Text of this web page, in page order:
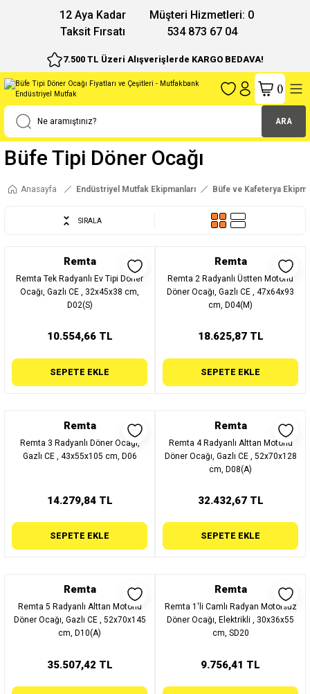
12 Aya Kadar
Taksit Fırsatı
Müşteri Hizmetleri: 0
534 873 67 04
7.500 TL Üzeri Alışverişlerde KARGO BEDAVA!
ARA
()
Büfe Tipi Döner Ocağı
Anasayfa Endüstriyel Mutfak Ekipmanları Büfe ve Kafeterya
SIRALA
Remta
Remta Tek Radyanlı Ev Tipi Döner
Ocağı, Gazlı CE , 32x45x38 cm,
D02(S)
10.554,66 TL
SEPETE EKLE
Remta
Remta 2 Radyanlı Üstten Motorlu
Döner Ocağı, Gazlı CE , 47x64x93
cm, D04(M)
18.625,87 TL
SEPETE EKLE
Remta
Remta 3 Radyanlı Döner Ocağı,
Gazlı CE , 43x55x105 cm, D06
14.279,84 TL
SEPETE EKLE
Remta
Remta 4 Radyanlı Alttan Motorlu
Döner Ocağı, Gazlı CE , 52x70x128
cm, D08(A)
32.432,67 TL
SEPETE EKLE
Remta
Remta 5 Radyanlı Alttan Motorlu
Döner Ocağı, Gazlı CE , 52x70x145
cm, D10(A)
35.507,42 TL
Remta
Remta 1'li Camlı Radyan Motorsuz
Döner Ocağı, Elektrikli , 30x36x55
cm, SD20
9.756,41 TL